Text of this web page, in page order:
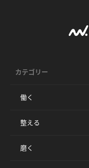
カテゴリー
働く
整える
磨く